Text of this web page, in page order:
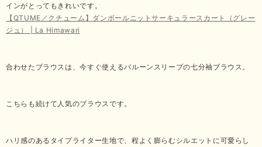
インがとってもきれいです。
【QTUME／クチューム】ダンボールニットサーキュラースカート（グレー
ジュ） | La Himawari
合わせたブラウスは、今すぐ使えるバルーンスリーブの七分袖ブラウス。
こちらも続けて人気のブラウスです。
ハリ感のあるタイプライター生地で、程よく膨らむシルエットに可愛らし